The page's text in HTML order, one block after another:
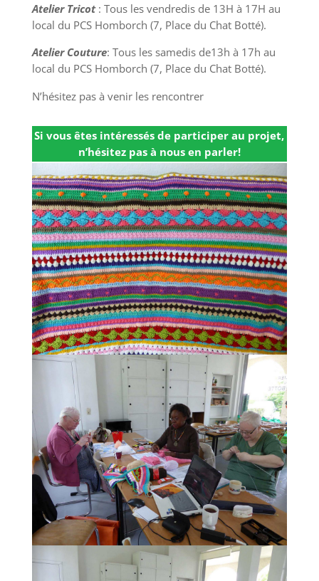
Atelier Tricot: Tous les vendredis de 13H à 17H au
local du PCS Homborch (7, Place du Chat Botté).
Atelier Couture: Tous les samedis de13h à 17h au
local du PCS Homborch (7, Place du Chat Botté).
N’hésitez pas à venir les rencontrer
Si vous êtes intéressés de participer au projet,
n’hésitez pas à nous en parler!